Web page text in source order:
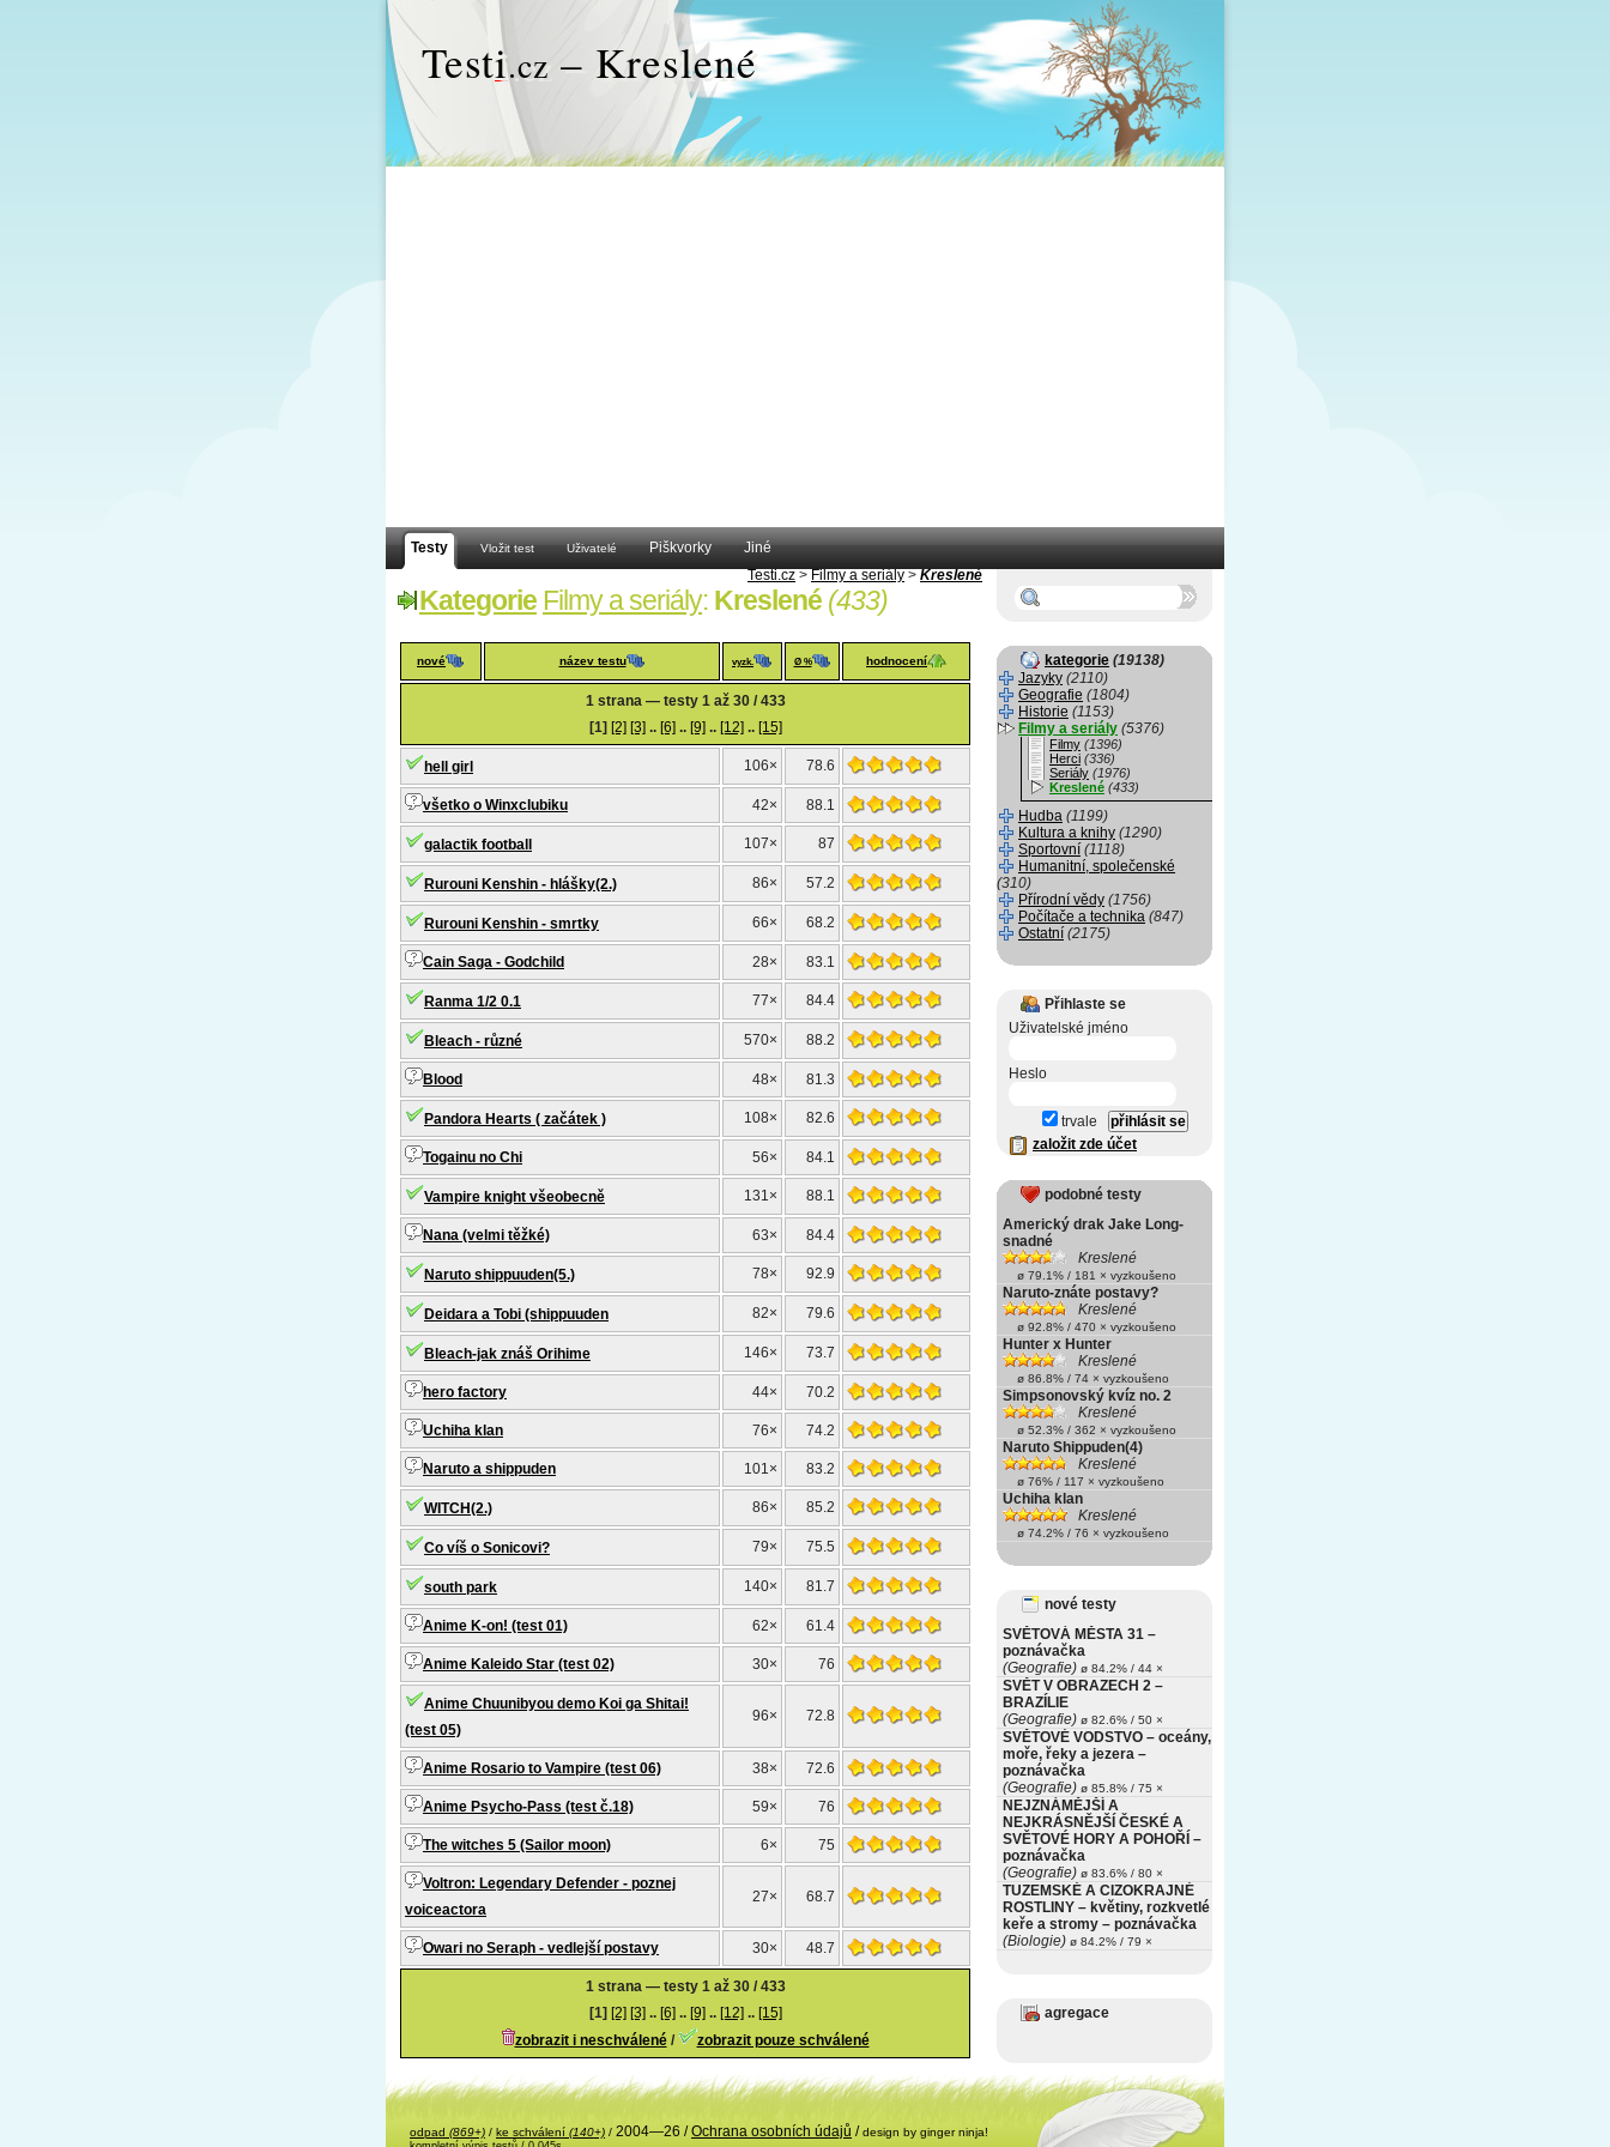
Testi.cz – Kreslené
Testy Vložit test Uživatelé Piškvorky
Jiné
Testi.cz > Filmy a seriály > Kreslené
Kategorie Filmy a seriály: Kreslené (433)
nové název testu vyzk. Ø % hodnocení
1 strana — testy 1 až 30 / 433
[1] [2] [3] .. [6] .. [9] .. [12] .. [15]
hell girl 106× 78.6
všetko o Winxclubiku 42× 88.1
galactik football 107× 87
Rurouni Kenshin - hlášky(2.) 86× 57.2
Rurouni Kenshin - smrtky 66× 68.2
Cain Saga - Godchild 28× 83.1
Ranma 1/2 0.1 77× 84.4
Bleach - různé 570× 88.2
Blood 48× 81.3
Pandora Hearts ( začátek ) 108× 82.6
Togainu no Chi 56× 84.1
Vampire knight všeobecně 131× 88.1
Nana (velmi těžké) 63× 84.4
Naruto shippuuden(5.) 78× 92.9
Deidara a Tobi (shippuuden 82× 79.6
Bleach-jak znáš Orihime 146× 73.7
hero factory 44× 70.2
Uchiha klan 76× 74.2
Naruto a shippuden 101× 83.2
WITCH(2.) 86× 85.2
Co víš o Sonicovi? 79× 75.5
south park 140× 81.7
Anime K-on! (test 01) 62× 61.4
Anime Kaleido Star (test 02) 30× 76
Anime Chuunibyou demo Koi ga Shitai!
(test 05)
96× 72.8
Anime Rosario to Vampire (test 06) 38× 72.6
Anime Psycho-Pass (test č.18) 59× 76
The witches 5 (Sailor moon) 6× 75
Voltron: Legendary Defender - poznej
voiceactora
27× 68.7
Owari no Seraph - vedlejší postavy 30× 48.7
1 strana — testy 1 až 30 / 433
[1] [2] [3] .. [6] .. [9] .. [12] .. [15]
zobrazit i neschválené/ zobrazit pouze schválené
kategorie (19138)
Jazyky (2110)
Geografie (1804)
Historie (1153)
Filmy a seriály (5376)
Filmy (1396)
Herci (336)
Seriály (1976)
Kreslené (433)
Hudba (1199)
Kultura a knihy (1290)
Sportovní (1118)
Humanitní, společenské
(310)
Přírodní vědy (1756)
Počítače a technika (847)
Ostatní (2175)
Přihlaste se
Uživatelské jméno
Heslo
trvale
založit zde účet
podobné testy
Americký drak Jake Long-
snadné
Kreslené
ø 79.1% / 181 × vyzkoušeno
Naruto-znáte postavy?
Kreslené
ø 92.8% / 470 × vyzkoušeno
Hunter x Hunter
Kreslené
ø 86.8% / 74 × vyzkoušeno
Simpsonovský kvíz no. 2
Kreslené
ø 52.3% / 362 × vyzkoušeno
Naruto Shippuden(4)
Kreslené
ø 76% / 117 × vyzkoušeno
Uchiha klan
Kreslené
ø 74.2% / 76 × vyzkoušeno
nové testy
SVĚTOVÁ MĚSTA 31 –
poznávačka
(Geografie) ø 84.2% / 44 ×
SVĚT V OBRAZECH 2 –
BRAZÍLIE
(Geografie) ø 82.6% / 50 ×
SVĚTOVÉ VODSTVO – oceány,
moře, řeky a jezera –
poznávačka
(Geografie) ø 85.8% / 75 ×
NEJZNÁMĚJŠÍ A
NEJKRÁSNĚJŠÍ ČESKÉ A
SVĚTOVÉ HORY A POHOŘÍ –
poznávačka
(Geografie) ø 83.6% / 80 ×
TUZEMSKÉ A CIZOKRAJNÉ
ROSTLINY – květiny, rozkvetlé
keře a stromy – poznávačka
(Biologie) ø 84.2% / 79 ×
agregace
odpad (869+) / ke schválení (140+) / 2004—26 /Ochrana osobních údajů /design by ginger ninja!